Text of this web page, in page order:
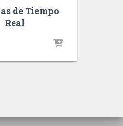
de Tiempo
Real